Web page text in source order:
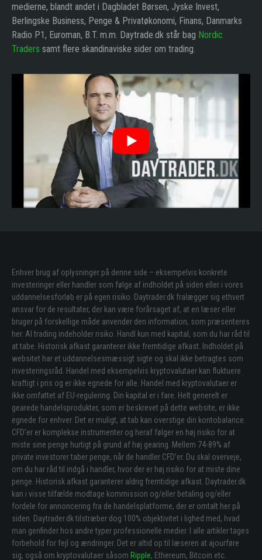
medierne, blandt andet i Dagbladet Børsen, Jyske Invest,
Berlingske Business, Penge & Privatøkonomi, Finans, Danmarks
Radio P1, Euroman, B.T. m.m. Daytrade.dk står bag Nordic
Traders samt flere skandinaviske sider om trading.
Enhver brug af oplysninger på denne side – eksempelvis konkrete
investeringer eller handler som følge af indholdet på siden eller i vores
uddannelsesforløb er på egen risiko. Daytrader.dk fralægger sig ethvert
ansvar for de resultater, der kan være forårsaget af, at en læser eller
bruger på forskellige måde anvender den information, som præsenteres
her. Al trading indeholder risiko. Handl kun med kapital, som du har råd til
at tabe. Historisk afkast garanterer ikke fremtidige afkast. Indholdet på
websitet har et uddannelsesmæssigt sigte og skal ikke betragtes som
investeringsråd. Handel med eksempelvis kryptovalutaer kan fluktuere
kraftigt i pris og er ikke egnede for alle. Handel med kryptovalutaer er
ikke omfattet af EU-regulering. Din kapital er i fare. Helt generelt er
gearede handelsprodukter, som er beskrevet på dette website, er ikke
egnede for enhver. Det er muligt, at tab kan overstige din kontobalance.
CFD’er er komplekse instrumenter og heraf følger en høj risiko for at
miste sine penge hurtigt på grund af høj gearing. Mellem 74-89% af
private investorer taber penge, når de handler CFD’er. Du skal overveje,
om du har råd til indgå i handler, hvor der er høj risiko for at miste dine
penge. Historisk afkast garanterer aldrig fremtidige afkast. Daytrader.dk
kan i visse tilfælde modtage kommission og/eller betaling og/eller
fordele for annoncering fra de handelsplatforme, der er omtalt her på
siden. Daytrader.dk tilstræber dog 100% objektivitet i lighed med, hvad
man genfinder hos andre typer professionelle medier. I alle artikler tages
forbehold for fejl og ændringer. Det er altid op til læseren at ajourføre
sig, også om kryptovalutaer såsom Ripple, Ethereum, Bitcoin etc.